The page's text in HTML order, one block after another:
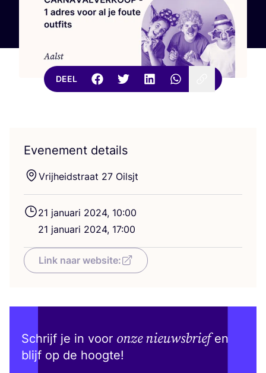
DEEL
Evenement details
Vrij­heids­traat 27 Oilsjt
21 janu­a­ri 2024, 10:00
21 janu­a­ri 2024, 17:00
Link naar website:
Schrijf je in voor onze nieuwsbriefen
blijf op de hoogte!